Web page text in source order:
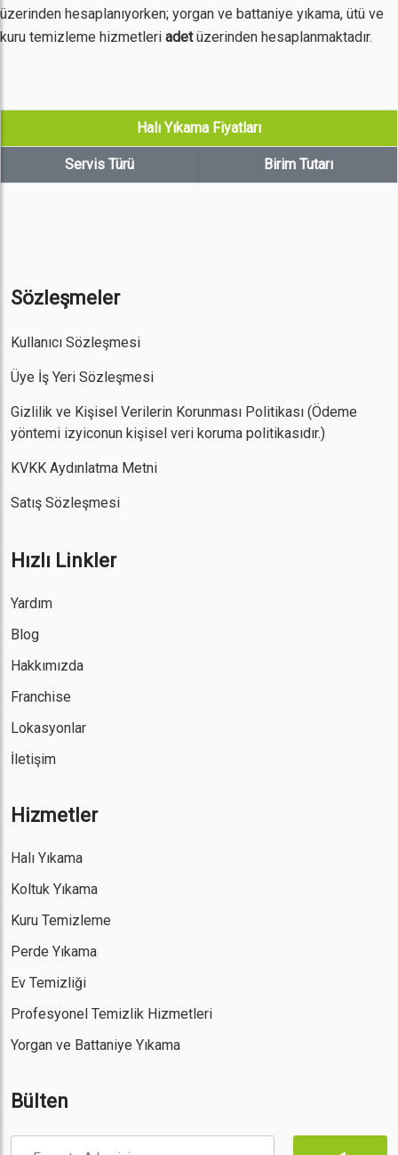
üzerinden hesaplanıyorken; yorgan ve battaniye yıkama, ütü ve
kuru temizleme hizmetleri adetüzerinden hesaplanmaktadır.
Halı Yıkama Fiyatları
Servis Türü Birim Tutarı
Sözleşmeler
Kullanıcı Sözleşmesi
Üye İş Yeri Sözleşmesi
Gizlilik ve Kişisel Verilerin Korunması Politikası (Ödeme
yöntemi izyiconun kişisel veri koruma politikasıdır.)
KVKK Aydınlatma Metni
Satış Sözleşmesi
Hızlı Linkler
Yardım
Blog
Hakkımızda
Franchise
Lokasyonlar
İletişim
Hizmetler
Halı Yıkama
Koltuk Yıkama
Kuru Temizleme
Perde Yıkama
Ev Temizliği
Profesyonel Temizlik Hizmetleri
Yorgan ve Battaniye Yıkama
Bülten